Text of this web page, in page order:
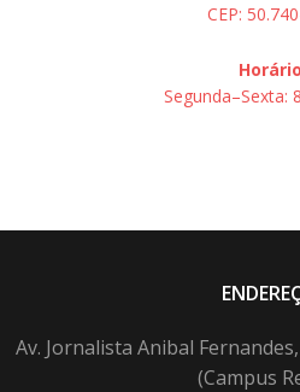
CEP:
Horário
Segunda–Sexta:
Av. Jornalista Anibal
(Campus